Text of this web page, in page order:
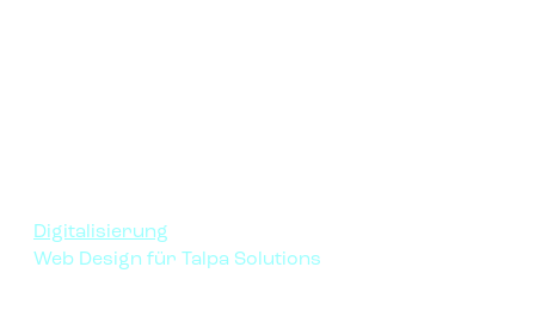
Digitalisierung
Web Design für Talpa Solutions